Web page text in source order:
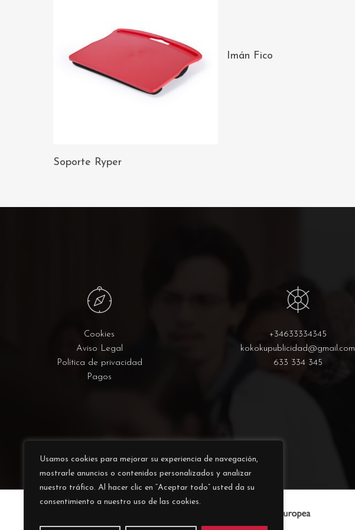
Usamos cookies para mejorar su experiencia de navegación,
mostrarle anuncios o contenidos personalizados y analizar
nuestro tráfico. Al hacer clic en “Aceptar todo” usted da su
consentimiento a nuestro uso de las cookies.
CARRITO
Soporte Ryper
Imán Fico
Cookies
Aviso Legal
Política de privacidad
Pagos
+34633334345
kokokupublicidad@gmail.com
633 334 345